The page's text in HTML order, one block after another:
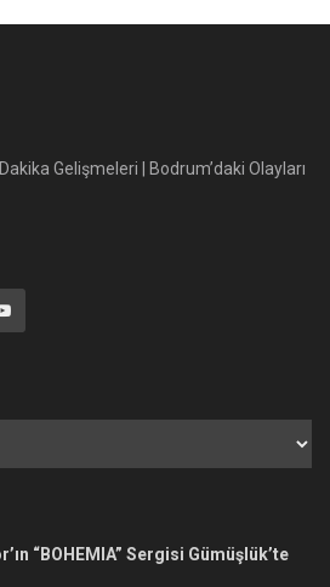
Gelişmeleri | Bodrum’daki Olayları
“BOHEMIA” Sergisi Gümüşlük’te